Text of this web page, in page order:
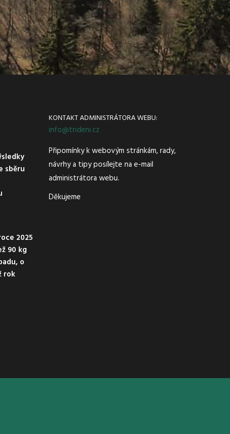
sběru
2025
90 kg
o
rok
KONTAKT ADMINISTRÁTORA WEBU:
info@trideni.cz
Připomínky k webovým stránkám, rady,
návrhy a tipy posílejte na e-mail
administrátora webu.
Děkujeme